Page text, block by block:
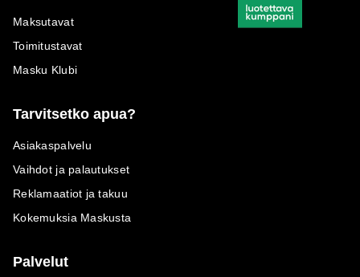
Maksutavat
Toimitustavat
Masku Klubi
Tarvitsetko apua?
Asiakaspalvelu
Vaihdot ja palautukset
Reklamaatiot ja takuu
Kokemuksia Maskusta
Palvelut